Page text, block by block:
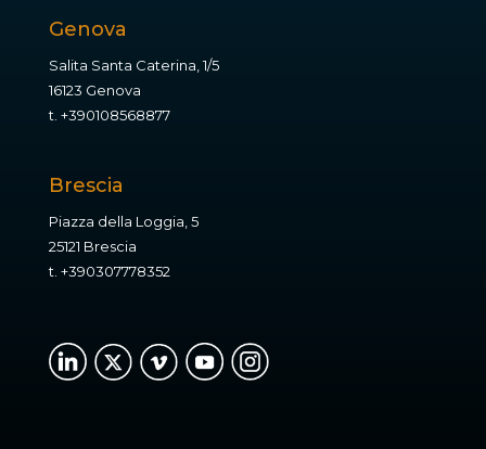
Genova
Salita Santa Caterina, 1/5
16123 Genova
t. +390108568877
Brescia
Piazza della Loggia, 5
25121 Brescia
t. +390307778352